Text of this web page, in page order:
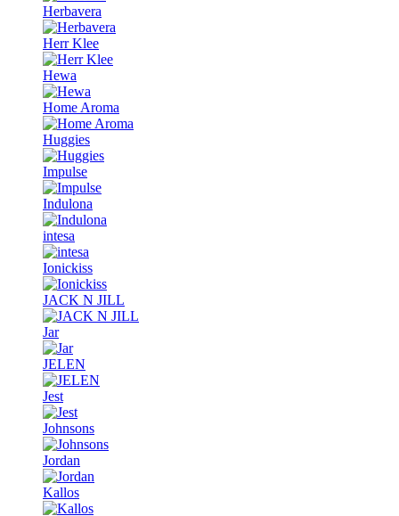
Herbavera
Herr Klee
Hewa
Home Aroma
Huggies
Impulse
Indulona
intesa
Ionickiss
JACK N JILL
Jar
JELEN
Jest
Johnsons
Jordan
Kallos